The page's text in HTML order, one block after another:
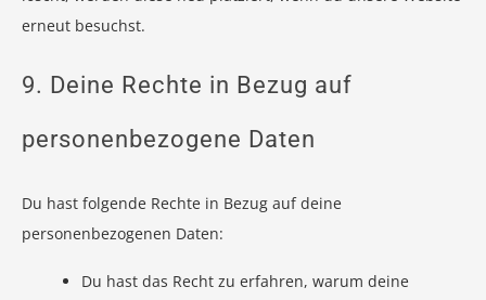
erneut besuchst.
9. Deine Rechte in Bezug auf
personenbezogene Daten
Du hast folgende Rechte in Bezug auf deine
personenbezogenen Daten:
Du hast das Recht zu erfahren, warum deine